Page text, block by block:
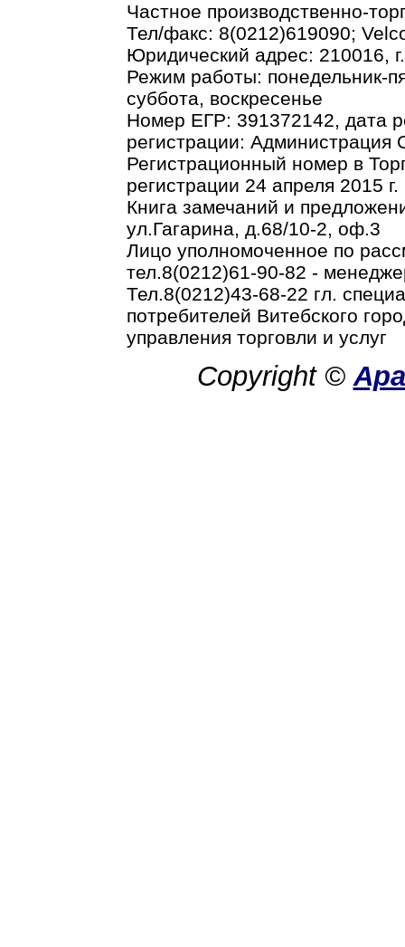
Частное производственно-
Тел/факс: 8(0212)619090;
Юридический адрес: 210016,
Режим работы: понедельник-
суббота, воскресенье
Номер ЕГР: 391372142, дата
регистрации: Администрация
Регистрационный номер в
регистрации 24 апреля 2015 г.
Книга замечаний и
ул.Гагарина, д.68/10-2, оф.3
Лицо уполномоченное по
тел.8(0212)61-90-82 -
Тел.8(0212)43-68-22 гл.
потребителей Витебского
управления торговли и услуг
Copyright ©